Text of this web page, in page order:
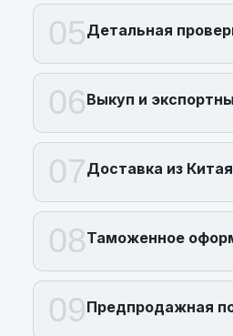
05Детальная
06Выкуп и
07Доставка из Китая
08Таможенное
09Предпродажная